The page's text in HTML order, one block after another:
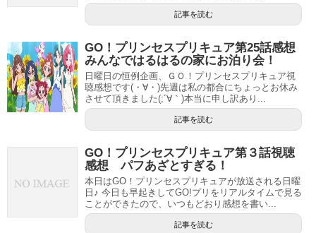
記事を読む
GO！プリンセスプリキュア第25話感想
みんなではるはるの家にお泊り会！
日曜日の恒例企画、ＧＯ！プリンセスプリキュア視
聴感想です(・∀・)先週は私の都合にちょっとお休み
させて頂きました(;´∀｀)本当に申し訳あり...
記事を読む
GO！プリンセスプリキュア第３話視聴
感想 パフあざとすぎる！
本日はGO！プリンセスプリキュアが放送される日曜
日♪ 今日も早起きしてGO!プリをリアルタイムで見る
ことができたので、いつもどおり感想を書い...
記事を読む